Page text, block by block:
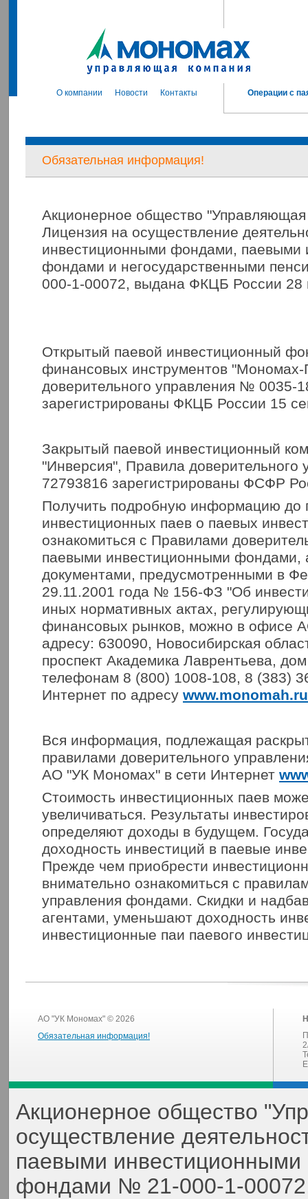
О компании Новости Контакты Операции с
Обязательная информация!
Акционерное общество
Лицензия на осуществление
инвестиционными фондами, паевыми
фондами и негосударственными
000-1-00072, выдана ФКЦБ России 28
Открытый паевой инвестиционный
финансовых инструментов "Мономах-
доверительного управления № 0035-
зарегистрированы ФКЦБ России 15
Закрытый паевой инвестиционный
"Инверсия", Правила
72793816 зарегистрированы ФСФР
Получить подробную информацию до
инвестиционных паев о паевых
ознакомиться с Правилами
паевыми инвестиционными фондами,
документами, предусмотренными в
29.11.2001 года № 156-ФЗ "Об
иных нормативных актах,
финансовых рынков, можно в офисе
адресу: 630090, Новосибирская
проспект Академика Лаврентьева,
телефонам 8 (800) 1008-108, 8 (383)
Интернет по адресу www.monomah.ru
Вся информация, подлежащая
правилами доверительного
АО "УК Мономах" в сети Интернет
Стоимость инвестиционных паев
увеличиваться. Результаты
определяют доходы в будущем.
доходность инвестиций в паевые
Прежде чем приобрести
внимательно ознакомиться с
управления фондами. Скидки и
агентами, уменьшают доходность
инвестиционные паи паевого
АО "УК Мономах" © 2026
Обязательная информация!
Акционерное общество
осуществление
паевыми
фондами № 21-000-1-